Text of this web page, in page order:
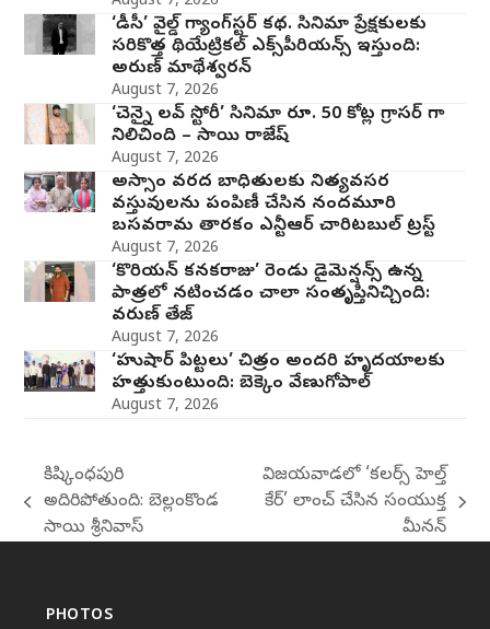
‘డీసీ’ వైల్డ్ గ్యాంగ్‌స్టర్ కథ. సినిమా ప్రేక్షకులకు
సరికొత్త థియేట్రికల్ ఎక్స్‌పీరియన్స్ ఇస్తుంది:
అరుణ్ మాథేశ్వరన్
August 7, 2026
‘చెన్నై లవ్ స్టోరీ’ సినిమా రూ. 50 కోట్ల గ్రాసర్ గా
నిలిచింది – సాయి రాజేష్
August 7, 2026
అస్సాం వరద బాధితులకు నిత్యవసర
వస్తువులను పంపిణీ చేసిన నందమూరి
బసవరామ తారకం ఎన్టీఆర్ చారిటబుల్ ట్రస్ట్
August 7, 2026
‘కొరియన్ కనకరాజు’ రెండు డైమెన్షన్స్ ఉన్న
పాత్రలో నటించడం చాలా సంతృప్తినిచ్చింది:
వరుణ్ తేజ్
August 7, 2026
‘హుషార్‌ పిట్టలు’ చిత్రం అందరి హృదయాలకు
హత్తుకుంటుంది: బెక్కెం వేణుగోపాల్‌
August 7, 2026
previous
post:
కిష్కింధపురి
అదిరిపోతుంది: బెల్లంకొండ
సాయి శ్రీనివాస్
next
post:
విజయవాడలో ‘కలర్స్ హెల్త్
కేర్’ లాంచ్ చేసిన సంయుక్త
మీనన్
PHOTOS